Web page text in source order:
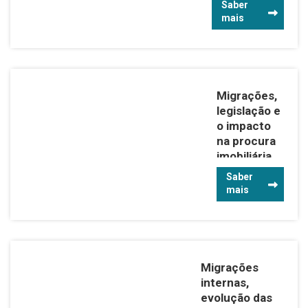
Análise de
em conta
Saber
mais
Migrações,
legislação e
o impacto
na procura
imobiliária
em Portugal
Migrações,
Portugal, uma
análise
Saber
mais
Migrações
internas,
evolução das